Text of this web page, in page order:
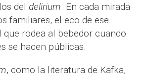
del delirium. En cada mirada
familiares, el eco de ese
que rodea al bebedor cuando
se hacen públicas.
, como la literatura de Kafka,